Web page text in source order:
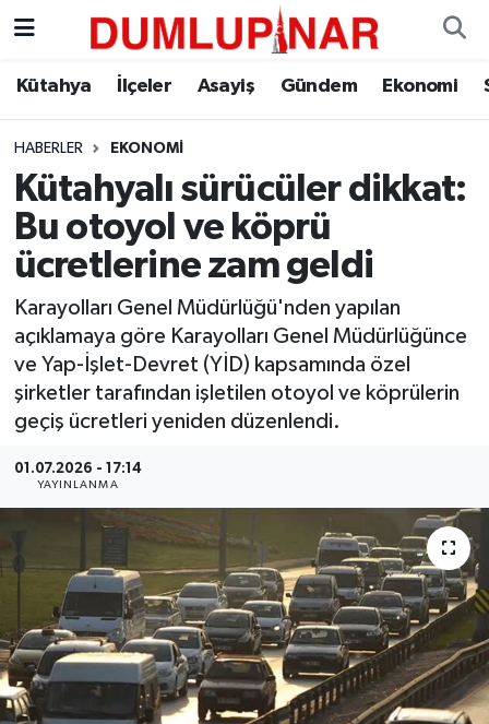
Kütahya İlçeler Asayiş Gündem Ekonomi
HABERLER EKONOMI
Kütahyalı sürücüler dikkat:
Bu otoyol ve köprü
ücretlerine zam geldi
Karayolları Genel Müdürlüğü'nden yapılan
açıklamaya göre Karayolları Genel Müdürlüğünce
ve Yap-İşlet-Devret (YİD) kapsamında özel
şirketler tarafından işletilen otoyol ve köprülerin
geçiş ücretleri yeniden düzenlendi.
01.07.2026 - 17:14
YAYINLANMA
Asayiş
Diğer
Dünya
Eğitim
Ekonomi
Eleman
Emlak
Gündem
Haber
Haber İlanlar
Kültür-Sanat
Magazin
Kütahya Hava Durumu
Kütahya Trafik Yoğunluk Haritası
Süper Lig Puan Durumu ve Fikstür
Tüm Manşetler
Son Dakika Haberleri
Haber Arşivi